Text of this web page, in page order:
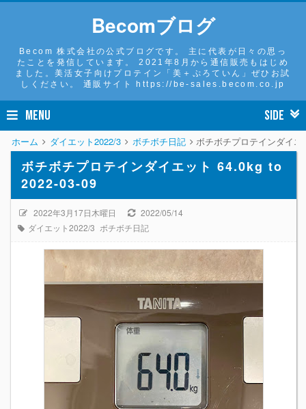
Becomブログ
Becom 株式会社の公式ブログです。 主に代表が日々の思っ
たことを発信しています。 2021年8月から通信販売もはじめ
ました。美活女子向けプロテイン「美＋ぷろていん」ぜひお試
しください。 通販サイト https://be-sales.becom.co.jp
MENU SIDE
ホーム ダイエット2022/3 ボチボチ日記 ボチボチプロテインダイ
ボチボチプロテインダイエット 64.0kg to
2022-03-09
2022年3月17日木曜日
2022/05/14
ダイエット2022/3 ボチボチ日記